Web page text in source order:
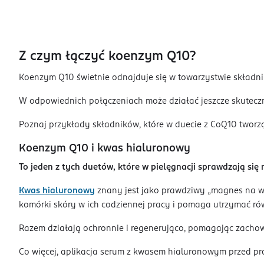
Z czym łączyć koenzym Q10?
Koenzym Q10 świetnie odnajduje się w towarzystwie
W odpowiednich połączeniach może działać jeszcze
Poznaj przykłady składników, które w duecie z CoQ10
Koenzym Q10 i kwas hialuronowy
To jeden z tych duetów, które w pielęgnacji sprawdzają się
Kwas hialuronowy znany jest jako prawdziwy „magnes na
komórki skóry w ich codziennej pracy i pomaga utrzymać
Razem działają ochronnie i regenerująco, pomagając
Co więcej, aplikacja serum z kwasem hialuronowym przed